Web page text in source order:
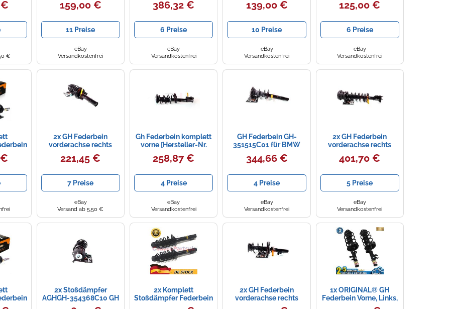
/
€
€
Komplett, Gasdruck,
159,00 €
11 Preise
eBay
Versandkostenfrei
Federbein Vorne
Stoßdämpfer
386,32 €
6 Preise
eBay
Versandkostenfrei
Federbein Vorne
Stoßdämpfer
139,00 €
10 Preise
eBay
Versandkostenfrei
Ford
125,00 €
6 Preise
eBay
Versandkostenfrei
1.6
2x GH Federbein
vorderachse rechts
links passend für VW
Fox 5Z1 5Z3 1.4
221,45 €
7 Preise
eBay
Versand ab 5,50 €
Gh Federbein komplett
vorne [Hersteller-Nr.
GH-353622C04] für
Opel
258,87 €
4 Preise
eBay
Versandkostenfrei
GH Federbein GH-
351515C01 für BMW
344,66 €
4 Preise
eBay
Versandkostenfrei
2x GH Federbein
vorderachse rechts
links für Opel Vivaro
Kasten F7 2.5 CDTi
401,70 €
5 Preise
eBay
Versandkostenfrei
X1
2x Stoßdämpfer
AGHGH-354368C10 GH
2x Komplett
Stoßdämpfer Federbein
Satz Vorne für AUDI A3
2x GH Federbein
vorderachse rechts
links für Volvo V50 MW
1x ORIGINAL® GH
Federbein Vorne, Links,
Rechts für Ford FOCUS